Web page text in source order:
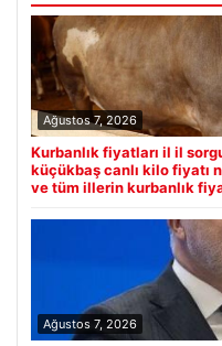
Ağustos 7, 2026
Kurbanlık fiyatları il il
küçükbaş canlı kilo fiyatı
ve tüm illerin kurbanlık
Ağustos 7, 2026